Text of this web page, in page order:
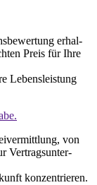
erhal­
Preis für Ihre
Lebens­leis­tung
von
Ver­trags­un­ter­
kon­zen­trie­ren.